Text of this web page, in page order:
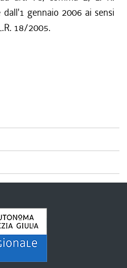
gennaio 2006 ai sensi
18/2005.